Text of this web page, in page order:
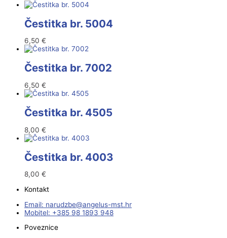
Čestitka br. 5004
6,50 €
Čestitka br. 7002
6,50 €
Čestitka br. 4505
8,00 €
Čestitka br. 4003
8,00 €
Kontakt
Email:
rh.tsm-sulegna
@ebzduran
Mobitel: +385 98 1893 948
Poveznice